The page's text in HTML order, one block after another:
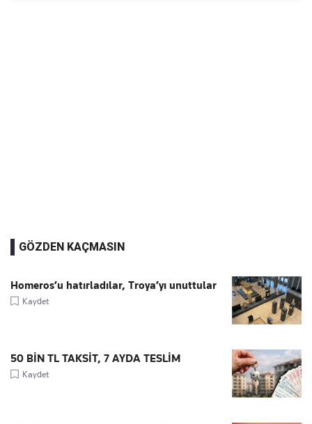
GÖZDEN KAÇMASIN
Homeros’u hatırladılar, Troya’yı unuttular
Kaydet
50 BİN TL TAKSİT, 7 AYDA TESLİM
Kaydet